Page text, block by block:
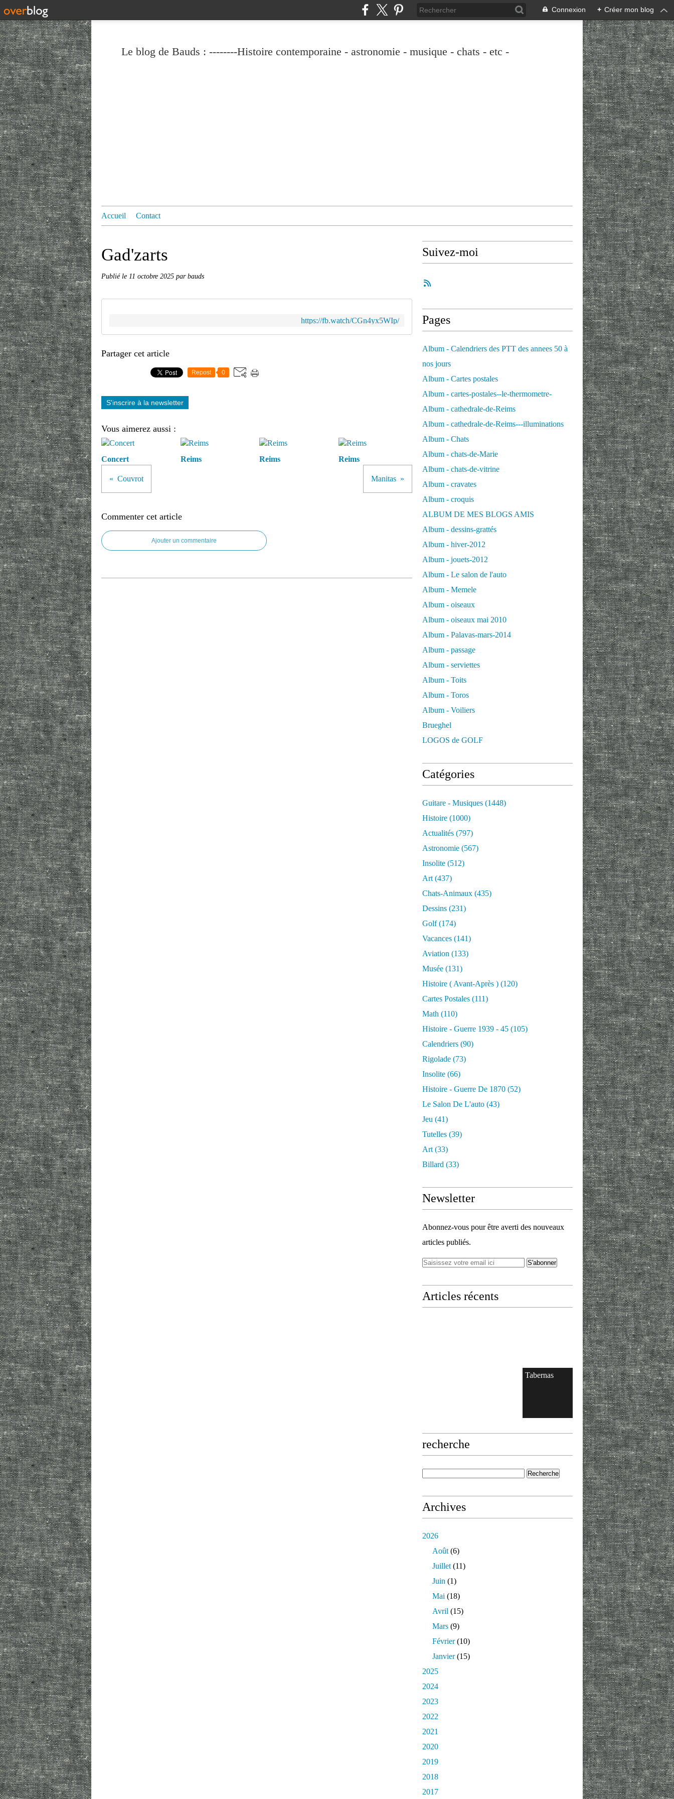
Connexion + Créer mon blog
Le blog de Bauds : --------Histoire contemporaine - astronomie - musique - chats - etc -
Accueil Contact
Gad'zarts
Publié le 11 octobre 2025 par bauds
https://fb.watch/CGn4yx5WIp/
Partager cet article
Repost 0
S'inscrire à la newsletter
Vous aimerez aussi :
Concert Reims Reims Reims
Couvrot Manitas
Commenter cet article
Ajouter un commentaire
Suivez-moi
Pages
Album - Calendriers des PTT des annees 50 à
nos jours
Album - Cartes postales
Album - cartes-postales--le-thermometre-
Album - cathedrale-de-Reims
Album - cathedrale-de-Reims---illuminations
Album - Chats
Album - chats-de-Marie
Album - chats-de-vitrine
Album - cravates
Album - croquis
ALBUM DE MES BLOGS AMIS
Album - dessins-grattés
Album - hiver-2012
Album - jouets-2012
Album - Le salon de l'auto
Album - Memele
Album - oiseaux
Album - oiseaux mai 2010
Album - Palavas-mars-2014
Album - passage
Album - serviettes
Album - Toits
Album - Toros
Album - Voiliers
Brueghel
LOGOS de GOLF
Catégories
Guitare - Musiques (1448)
Histoire (1000)
Actualités (797)
Astronomie (567)
Insolite (512)
Art (437)
Chats-Animaux (435)
Dessins (231)
Golf(174)
Vacances (141)
Aviation (133)
Musée (131)
Histoire ( Avant-Après ) (120)
Cartes Postales (111)
Math (110)
Histoire - Guerre 1939 - 45 (105)
Calendriers (90)
Rigolade (73)
Insolite (66)
Histoire - Guerre De 1870 (52)
Le Salon De L'auto (43)
Jeu (41)
Tutelles (39)
Art (33)
Billard (33)
Newsletter
Abonnez-vous pour être averti des nouveaux
articles publiés.
Articles récents
Tabernas
recherche
Archives
2026
Août (6)
Juillet (11)
Juin (1)
Mai (18)
Avril (15)
Mars (9)
Février(10)
Janvier(15)
2025
2024
2023
2022
2021
2020
2019
2018
2017